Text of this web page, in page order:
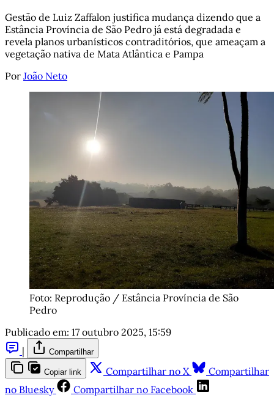
Gestão de Luiz Zaffalon justifica mudança dizendo que a
Estância Província de São Pedro já está degradada e
revela planos urbanísticos contraditórios, que ameaçam a
vegetação nativa de Mata Atlântica e Pampa
Por João Neto
Foto: Reprodução / Estância Província de São
Pedro
Publicado em: 17 outubro 2025, 15:59
|
Compartilhar
Copiar link Compartilhar no X
Compartilhar
no Bluesky
Compartilhar no Facebook